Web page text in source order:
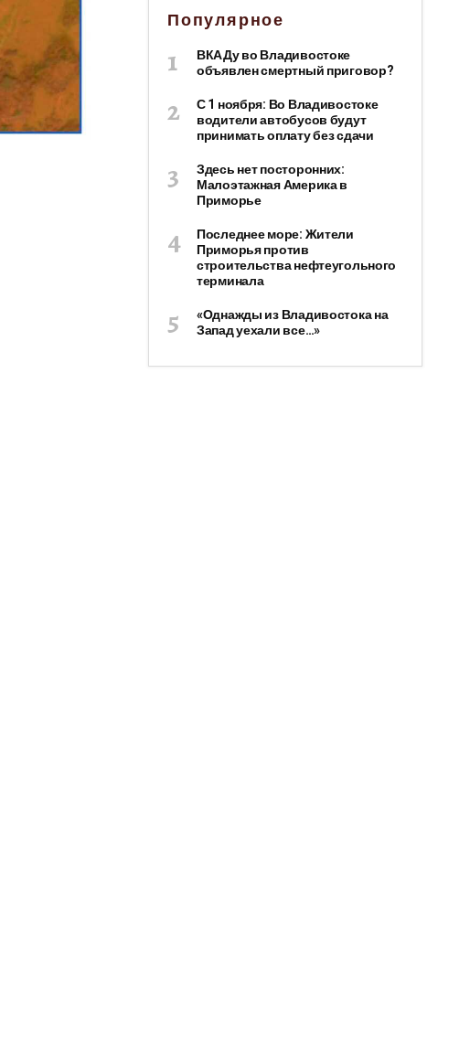
Популярное
ВКАДу во Владивостоке
объявлен смертный приговор?
С 1 ноября: Во Владивостоке
водители автобусов будут
принимать оплату без сдачи
Здесь нет посторонних:
Малоэтажная Америка в
Приморье
Последнее море: Жители
Приморья против
строительства нефтеугольного
терминала
«Однажды из Владивостока на
Запад уехали все…»